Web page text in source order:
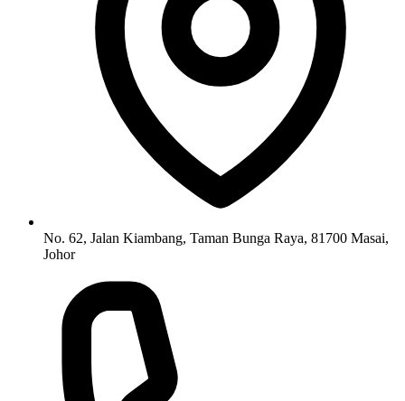
No. 62, Jalan Kiambang, Taman Bunga Raya, 81700 Masai,
Johor